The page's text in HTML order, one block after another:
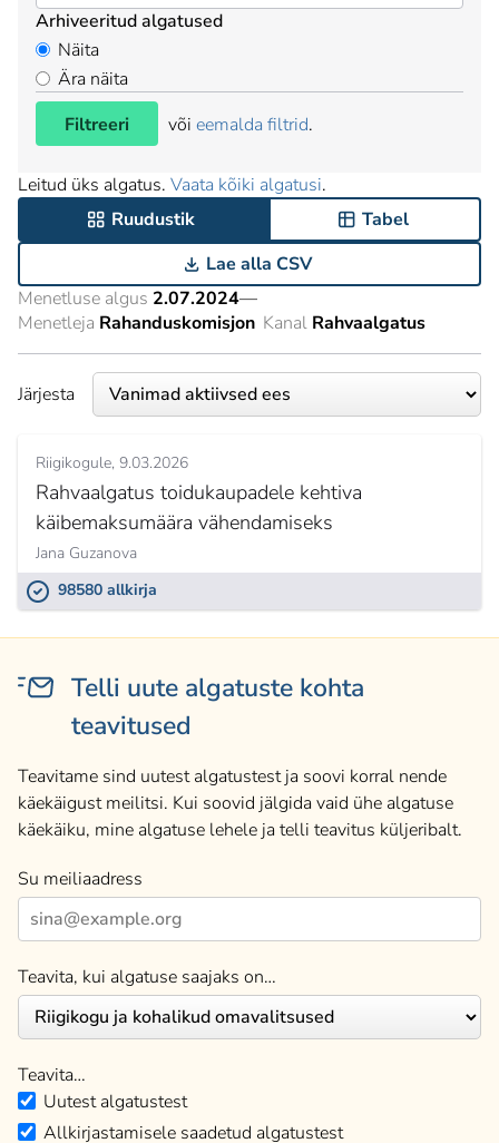
Arhiveeritud algatused
Näita
Ära näita
Filtreeri
või eemalda filtrid.
Leitud üks algatus. Vaata kõiki algatusi.
Ruudustik
Tabel
Lae alla CSV
Menetluse algus 2.07.2024—
Menetleja Rahanduskomisjon Kanal Rahvaalgatus
Järjesta
Riigikogule 9.03.2026
Rahvaalgatus toidukaupadele kehtiva
käibemaksumäära vähendamiseks
Jana Guzanova
98580 allkirja
Telli uute algatuste kohta
teavitused
Teavitame sind uutest algatustest ja soovi korral nende
käekäigust meilitsi. Kui soovid jälgida vaid ühe algatuse
käekäiku, mine algatuse lehele ja telli teavitus küljeribalt.
Su meiliaadress
Teavita, kui algatuse saajaks on…
Teavita…
Uutest algatustest
Allkirjastamisele saadetud algatustest